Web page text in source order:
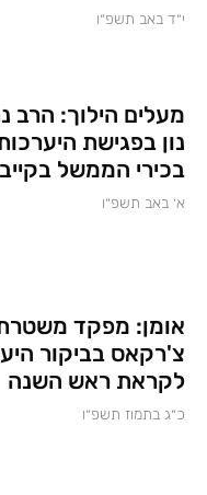
י״ד באב תשפ״ו
מעלים הילוך: הרב
נון בפגישת
בכירי הממשל בקייב
א׳ באב תשפ״ו
אומן: מפקד
צ'רקאס בביקור
לקראת ראש השנה
כ״ג בתמוז תשפ״ו